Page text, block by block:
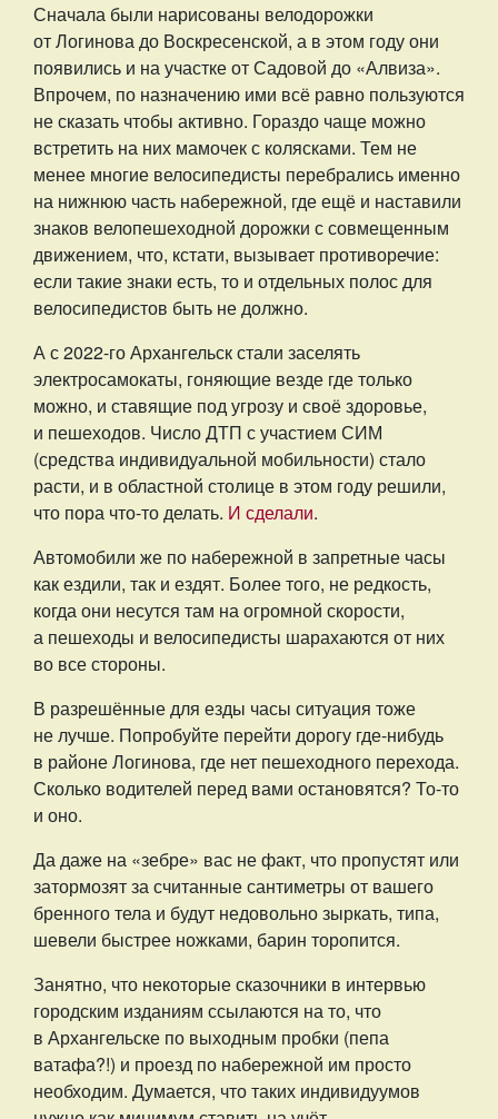
Сначала были нарисованы велодорожки
от Логинова до Воскресенской, а в этом году они
появились и на участке от Садовой до «Алвиза».
Впрочем, по назначению ими всё равно пользуются
не сказать чтобы активно. Гораздо чаще можно
встретить на них мамочек с колясками. Тем не
менее многие велосипедисты перебрались именно
на нижнюю часть набережной, где ещё и наставили
знаков велопешеходной дорожки с совмещенным
движением, что, кстати, вызывает противоречие:
если такие знаки есть, то и отдельных полос для
велосипедистов быть не должно.
А с 2022-го Архангельск стали заселять
электросамокаты, гоняющие везде где только
можно, и ставящие под угрозу и своё здоровье,
и пешеходов. Число ДТП с участием СИМ
(средства индивидуальной мобильности) стало
расти, и в областной столице в этом году решили,
что пора что-то делать. И сделали.
Автомобили же по набережной в запретные часы
как ездили, так и ездят. Более того, не редкость,
когда они несутся там на огромной скорости,
а пешеходы и велосипедисты шарахаются от них
во все стороны.
В разрешённые для езды часы ситуация тоже
не лучше. Попробуйте перейти дорогу где-нибудь
в районе Логинова, где нет пешеходного перехода.
Сколько водителей перед вами остановятся? То-то
и оно.
Да даже на «зебре» вас не факт, что пропустят или
затормозят за считанные сантиметры от вашего
бренного тела и будут недовольно зыркать, типа,
шевели быстрее ножками, барин торопится.
Занятно, что некоторые сказочники в интервью
городским изданиям ссылаются на то, что
в Архангельске по выходным пробки (пепа
ватафа?!) и проезд по набережной им просто
необходим. Думается, что таких индивидуумов